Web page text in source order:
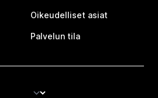
Oikeudelliset asiat
Palvelun tila